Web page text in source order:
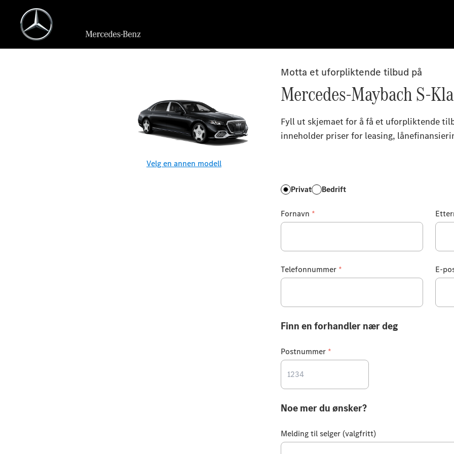
Velg en annen modell
Motta et uforpliktende tilbud på
Mercedes-Maybach S-
Fyll ut skjemaet for å få et uforpliktende
inneholder priser for leasing,
Privat Bedrift
Fornavn *
E-
Telefonnummer *
Finn en forhandler nær deg
Postnummer *
Noe mer du ønsker?
Melding til selger (valgfritt)